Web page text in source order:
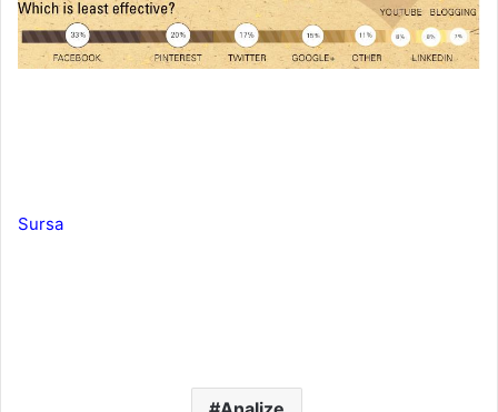
Sursa